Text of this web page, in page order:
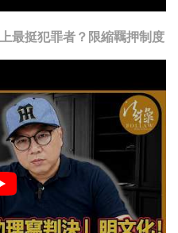
最挺犯罪者？限縮羈押制度